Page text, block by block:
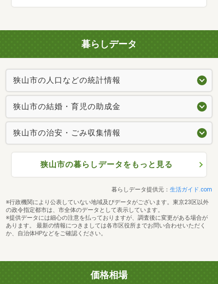
暮らしデータ
狭山市の人口などの統計情報
狭山市の結婚・育児の助成金
狭山市の治安・ごみ収集情報
狭山市の暮らしデータをもっと見る
暮らしデータ提供元： 生活ガイド.com
※行政機関により公表していない地域及びデータがございます。東京23区以外
の政令指定都市は、市全体のデータとして表示しています。
※提供データには細心の注意を払っておりますが、調査後に変更がある場合が
あります。 最新の情報につきましては各市区役所までお問い合わせいただく
か、自治体HPなどをご確認ください。
価格相場